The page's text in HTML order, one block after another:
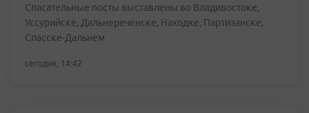
Спасательные посты выставлены во Владивостоке,
Уссурийске, Дальнереченске, Находке, Партизанске,
Спасске-Дальнем
сегодня, 14:42